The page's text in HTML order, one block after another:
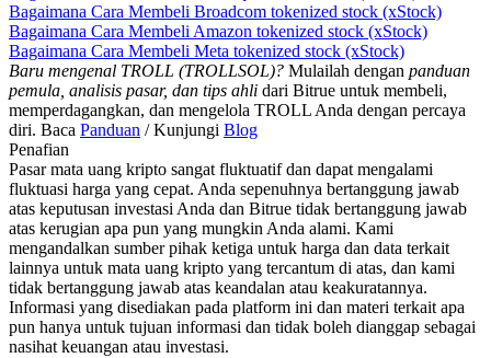
Bagaimana Cara Membeli Broadcom tokenized stock (xStock)
Bagaimana Cara Membeli Amazon tokenized stock (xStock)
Bagaimana Cara Membeli Meta tokenized stock (xStock)
Baru mengenal TROLL (TROLLSOL)? Mulailah dengan panduan
pemula, analisis pasar, dan tips ahli dari Bitrue untuk membeli,
memperdagangkan, dan mengelola TROLL Anda dengan percaya
diri. Baca Panduan / Kunjungi Blog
Penafian
Pasar mata uang kripto sangat fluktuatif dan dapat mengalami
fluktuasi harga yang cepat. Anda sepenuhnya bertanggung jawab
atas keputusan investasi Anda dan Bitrue tidak bertanggung jawab
atas kerugian apa pun yang mungkin Anda alami. Kami
mengandalkan sumber pihak ketiga untuk harga dan data terkait
lainnya untuk mata uang kripto yang tercantum di atas, dan kami
tidak bertanggung jawab atas keandalan atau keakuratannya.
Informasi yang disediakan pada platform ini dan materi terkait apa
pun hanya untuk tujuan informasi dan tidak boleh dianggap sebagai
nasihat keuangan atau investasi.